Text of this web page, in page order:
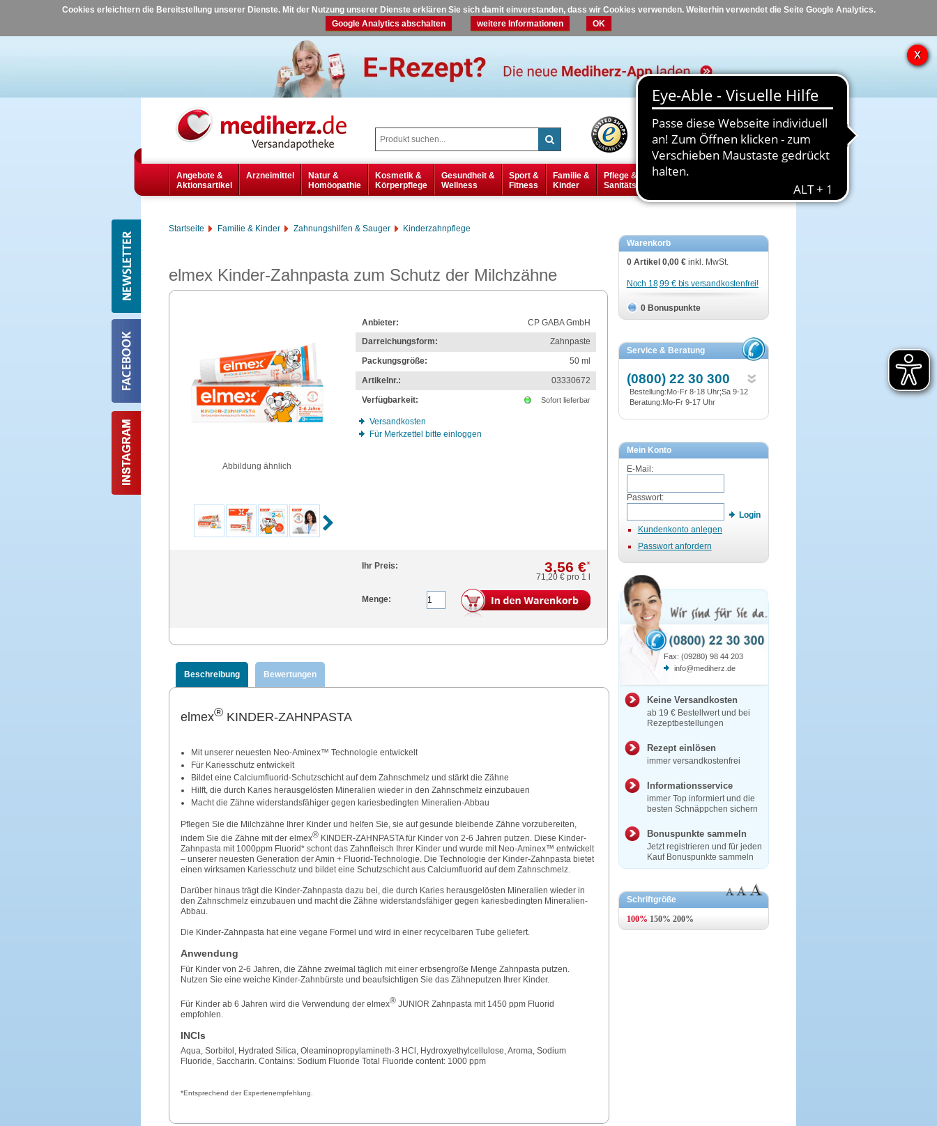
Cookies erleichtern die Bereitstellung unserer Dienste. Mit der Nutzung unserer Dienste erklären Sie sich damit einverstanden, dass wir Cookies verwenden. Weiterhin verwendet die Seite Google Analytics.
Google Analytics abschalten
weitere Informationen OK
Hilfe Kontakt
Angebote &
Aktionsartikel
Arzneimittel
Natur &
Homöopathie
Kosmetik &
Körperpflege
Gesundheit &
Wellness
Sport &
Fitness
Familie &
Kinder
Pflege &
Sanitätsbedarf
Diabetes
Startseite Familie & Kinder Zahnungshilfen & Sauger Kinderzahnpflege
elmex Kinder-Zahnpasta zum Schutz der Milchzähne
Abbildung ähnlich
Anbieter:
CP GABA GmbH
Darreichungsform:
Zahnpaste
Packungsgröße:
50 ml
Artikelnr.:
03330672
Verfügbarkeit:
Sofort lieferbar
Versandkosten
Für Merkzettel bitte einloggen
Ihr Preis: 3,56 €*
71,20 €pro 1 l
Menge:
Beschreibung Bewertungen
elmex®KINDER-ZAHNPASTA
Mit unserer neuesten Neo-Aminex™ Technologie entwickelt
Für Kariesschutz entwickelt
Bildet eine Calciumfluorid-Schutzschicht auf dem Zahnschmelz und stärkt die Zähne
Hilft, die durch Karies herausgelösten Mineralien wieder in den Zahnschmelz einzubauen
Macht die Zähne widerstandsfähiger gegen kariesbedingten Mineralien-Abbau
Pflegen Sie die Milchzähne Ihrer Kinder und helfen Sie, sie auf gesunde bleibende Zähne vorzubereiten,
indem Sie die Zähne mit der elmex®KINDER-ZAHNPASTA für Kinder von 2-6 Jahren putzen. Diese Kinder-
Zahnpasta mit 1000ppm Fluorid* schont das Zahnfleisch Ihrer Kinder und wurde mit Neo-Aminex™ entwickelt
– unserer neuesten Generation der Amin + Fluorid-Technologie. Die Technologie der Kinder-Zahnpasta bietet
einen wirksamen Kariesschutz und bildet eine Schutzschicht aus Calciumfluorid auf dem Zahnschmelz.
Darüber hinaus trägt die Kinder-Zahnpasta dazu bei, die durch Karies herausgelösten Mineralien wieder in
den Zahnschmelz einzubauen und macht die Zähne widerstandsfähiger gegen kariesbedingten Mineralien-
Abbau.
Die Kinder-Zahnpasta hat eine vegane Formel und wird in einer recycelbaren Tube geliefert.
Anwendung
Für Kinder von 2-6 Jahren, die Zähne zweimal täglich mit einer erbsengroße Menge Zahnpasta putzen.
Nutzen Sie eine weiche Kinder-Zahnbürste und beaufsichtigen Sie das Zähneputzen Ihrer Kinder.
Für Kinder ab 6 Jahren wird die Verwendung der elmex®JUNIOR Zahnpasta mit 1450 ppm Fluorid
empfohlen.
INCIs
Aqua, Sorbitol, Hydrated Silica, Oleaminopropylamineth-3 HCl, Hydroxyethylcellulose, Aroma, Sodium
Fluoride, Saccharin. Contains: Sodium Fluoride Total Fluoride content: 1000 ppm
*Entsprechend der Expertenempfehlung.
Warenkorb
0 Artikel 0,00 € inkl. MwSt.
Noch 18,99 € bis versandkostenfrei!
0 Bonuspunkte
Service & Beratung
(0800) 22 30 300
Bestellung:Mo-Fr 8-18 Uhr;Sa 9-12
Beratung:Mo-Fr 9-17 Uhr
Mein Konto
E-Mail:
Passwort:
Login
Kundenkonto anlegen
Passwort anfordern
Fax: (09280) 98 44 203
info@mediherz.de
Keine Versandkosten
ab 19 € Bestellwert und bei
Rezeptbestellungen
Rezept einlösen
immer versandkostenfrei
Informationsservice
immer Top informiert und die
besten Schnäppchen sichern
Bonuspunkte sammeln
Jetzt registrieren und für jeden
Kauf Bonuspunkte sammeln
Schriftgröße